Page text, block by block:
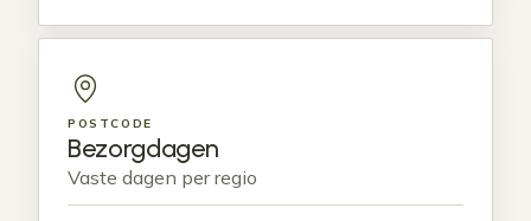
POSTCODE
Bezorgdagen
Vaste dagen per regio